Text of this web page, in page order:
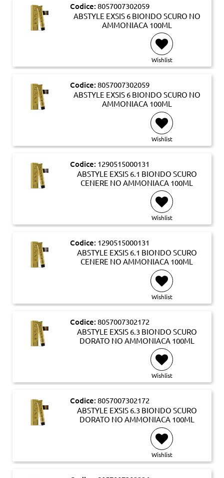
Codice: 8057007302059
ABSTYLE EXSIS 6 BIONDO SCURO NO
AMMONIACA 100ML
Wishlist
Codice: 8057007302059
ABSTYLE EXSIS 6 BIONDO SCURO NO
AMMONIACA 100ML
Wishlist
Codice: 1290515000131
ABSTYLE EXSIS 6.1 BIONDO SCURO
CENERE NO AMMONIACA 100ML
Wishlist
Codice: 1290515000131
ABSTYLE EXSIS 6.1 BIONDO SCURO
CENERE NO AMMONIACA 100ML
Wishlist
Codice: 8057007302172
ABSTYLE EXSIS 6.3 BIONDO SCURO
DORATO NO AMMONIACA 100ML
Wishlist
Codice: 8057007302172
ABSTYLE EXSIS 6.3 BIONDO SCURO
DORATO NO AMMONIACA 100ML
Wishlist